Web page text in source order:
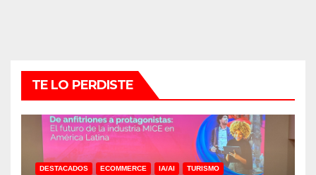
TE LO PERDISTE
DESTACADOS ECOMMERCE IA/AI TURISMO